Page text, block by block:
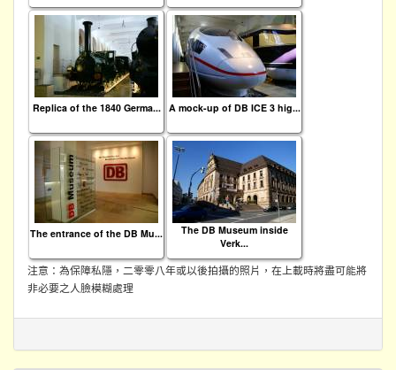
Replica of the 1840 Germa... A mock-up of DB ICE 3 hig...
The entrance of the DB Mu...
The DB Museum inside
Verk...
注意：為保障私隱，二零零八年或以後拍攝的照片，在上載時將盡可能將
非必要之人臉模糊處理